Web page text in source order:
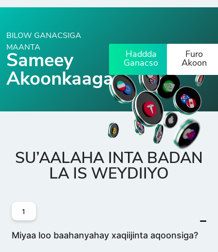
BILOW GANACSIGA
MAANTA
Sameey
Akoonkaaga
Haddda
Ganacso
Furo
Akoon
SU’AALAHA INTA BADAN
LA IS WEYDIIYO
1
Miyaa loo baahanyahay xaqiijinta aqoonsiga?